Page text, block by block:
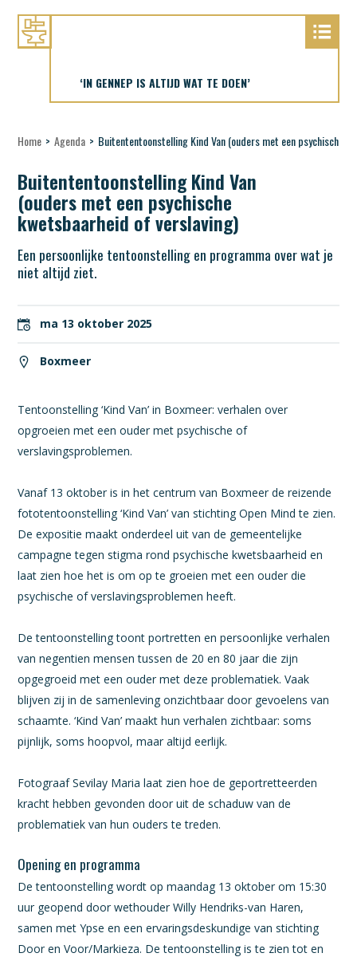
‘IN GENNEP IS ALTIJD WAT TE DOEN’
Home > Agenda > Buitententoonstelling Kind Van (ouders met een psychische
Buitententoonstelling Kind Van
(ouders met een psychische
kwetsbaarheid of verslaving)
Een persoonlijke tentoonstelling en programma over wat je
niet altijd ziet.
ma 13 oktober 2025
Boxmeer
Tentoonstelling ‘Kind Van’ in Boxmeer: verhalen over
opgroeien met een ouder met psychische of
verslavingsproblemen.
Vanaf 13 oktober is in het centrum van Boxmeer de reizende
fototentoonstelling ‘Kind Van’ van stichting Open Mind te zien.
De expositie maakt onderdeel uit van de gemeentelijke
campagne tegen stigma rond psychische kwetsbaarheid en
laat zien hoe het is om op te groeien met een ouder die
psychische of verslavingsproblemen heeft.
De tentoonstelling toont portretten en persoonlijke verhalen
van negentien mensen tussen de 20 en 80 jaar die zijn
opgegroeid met een ouder met deze problematiek. Vaak
blijven zij in de samenleving onzichtbaar door gevoelens van
schaamte. ‘Kind Van’ maakt hun verhalen zichtbaar: soms
pijnlijk, soms hoopvol, maar altijd eerlijk.
Fotograaf Sevilay Maria laat zien hoe de geportretteerden
kracht hebben gevonden door uit de schaduw van de
problematiek van hun ouders te treden.
Opening en programma
De tentoonstelling wordt op maandag 13 oktober om 15:30
uur geopend door wethouder Willy Hendriks-van Haren,
samen met Ypse en een ervaringsdeskundige van stichting
Door en Voor/Markieza. De tentoonstelling is te zien tot en